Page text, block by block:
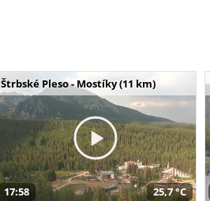
Štrbské Pleso - Mostíky (11 km)
17:58 25,7 °C